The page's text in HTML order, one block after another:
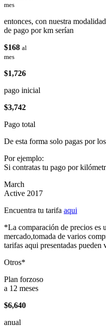
mes
entonces, con nuestra modalidad
de pago por km serían
$168 al
mes
$1,726
pago inicial
$3,742
Pago total
De esta forma solo pagas por
Por ejemplo:
Si contratas tu pago por
March
Active 2017
Encuentra tu tarifa aqui
*La comparación de precios es
mercado,tomada de varios
tarifas aqui presentadas pueden
Otros*
Plan forzoso
a 12 meses
$6,640
anual